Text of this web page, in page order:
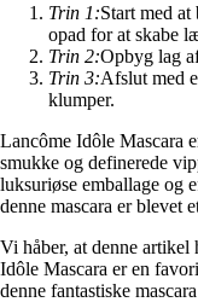
Trin 1:Start med at
opad for at skabe
Trin 2:Opbyg lag
Trin 3:Afslut med
klumper.
Lancôme Idôle Mascara
smukke og definerede
luksuriøse emballage og
denne mascara er blevet
Vi håber, at denne
Idôle Mascara er en
denne fantastiske